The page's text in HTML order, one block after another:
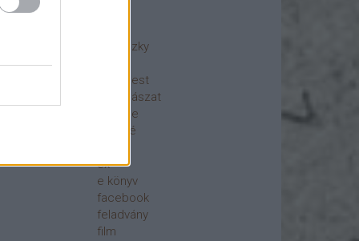
berniczky
Budapest
csillagászat
csönge
digitálé
ex
e könyv
facebook
feladvány
film